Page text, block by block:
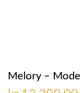
Melory –